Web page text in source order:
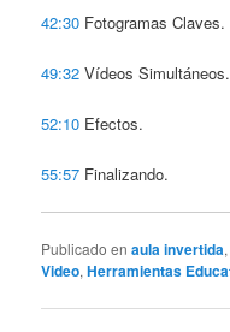
42:30 Fotogramas Claves.
49:32 Vídeos Simultáneos.
52:10 Efectos.
55:57 Finalizando.
Publicado en aula invertida
Video,Herramientas